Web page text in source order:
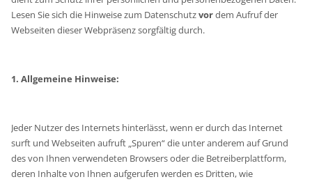
Lesen Sie sich die Hinweise zum Datenschutzvordem Aufruf der
Webseiten dieser Webpräsenz sorgfältig durch.
1. Allgemeine Hinweise:
Jeder Nutzer des Internets hinterlässt, wenn er durch das Internet
surft und Webseiten aufruft „Spuren“ die unter anderem auf Grund
des von Ihnen verwendeten Browsers oder die Betreiberplattform,
deren Inhalte von Ihnen aufgerufen werden es Dritten, wie